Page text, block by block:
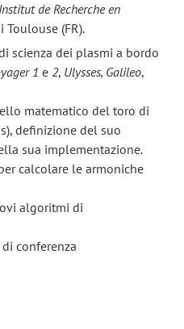
de Recherche en
Toulouse (FR).
scienza dei plasmi a bordo
1 e 2, Ulysses, Galileo,
matematico del toro di
definizione del suo
sua implementazione.
calcolare le armoniche
algoritmi di
conferenza